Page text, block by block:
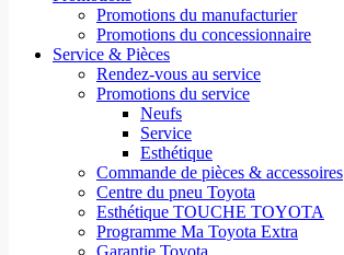
Promotions du manufacturier
Promotions du concessionnaire
Service & Pièces
Rendez-vous au service
Promotions du service
Neufs
Service
Esthétique
Commande de pièces & accessoires
Centre du pneu Toyota
Esthétique TOUCHE TOYOTA
Programme Ma Toyota Extra
Garantie Toyota